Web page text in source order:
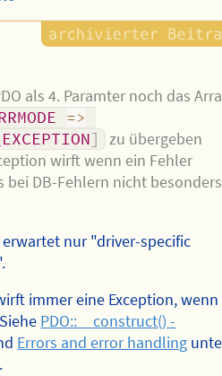
als 4. Paramter noch das
=>
]
zu übergeben
wirft wenn ein Fehler
bei DB-Fehlern nicht besonders
nur "driver-specific
immer eine Exception, wenn
PDO::__construct() -
Errors and error handling